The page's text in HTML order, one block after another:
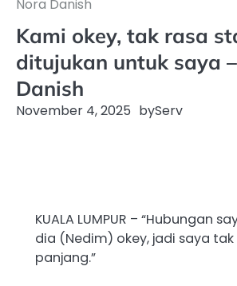
Nora Danish
Kami okey, tak rasa
ditujukan untuk saya
Danish
November 4, 2025 byServ
KUALA LUMPUR – “Hubungan
dia (Nedim) okey, jadi saya
panjang.”